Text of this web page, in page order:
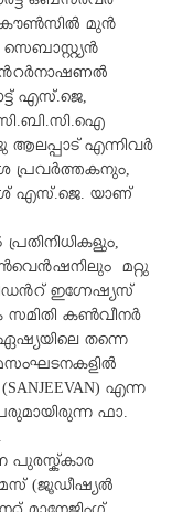
കൗണ്‍സില്‍ മുന്‍
എസ്.ജെ,
ആലപ്പാട് എന്നിവര്‍
പ്രവര്‍ത്തകനും,
എസ്.ജെ. യാണ്
മറ്റു
ഇഗ്നേഷ്യസ്
കണ്‍വീനര്‍
തന്നെ
എന്ന
ഫാ.
പുരസ്ക്കാര
(ജൂഡീഷ്യല്‍